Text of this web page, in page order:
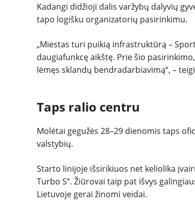
Kadangi didžioji dalis varžybų dalyvių
tapo logišku organizatorių pasirinkimu.
„Miestas turi puikią infrastruktūrą –
daugiafunkcę aikštę. Prie šio
lėmęs sklandų bendradarbiavimą“, –
Taps ralio centru
Molėtai gegužės 28–29 dienomis taps
valstybių.
Starto linijoje išsirikiuos net keliolika
Turbo S“. Žiūrovai taip pat išvys
Lietuvoje gerai žinomi veidai.